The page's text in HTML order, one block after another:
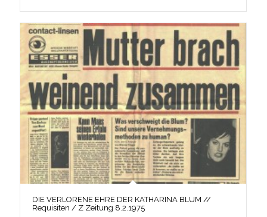
DIE VERLORENE EHRE DER KATHARINA BLUM //
Requisiten / Z Zeitung 8.2.1975